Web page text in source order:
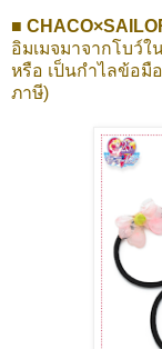
■
อิมเมจมาจากโบว์ใ
หรือ เป็นกำไลข้อมื
ภาษี)